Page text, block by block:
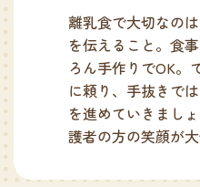
離乳食で大切なの
を伝えること。食
ろん手作りでOK。
に頼り、手抜きで
を進めていきまし
護者の方の笑顔が大